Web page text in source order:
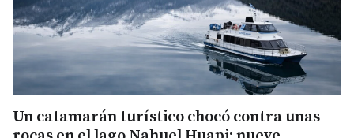
Un catamarán turístico chocó contra unas